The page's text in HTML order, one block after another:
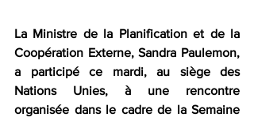
La Ministre de la Planification et de la
Coopération Externe, Sandra Paulemon,
a participé ce mardi, au siège des
Nations Unies, à une rencontre
organisée dans le cadre de la Semaine